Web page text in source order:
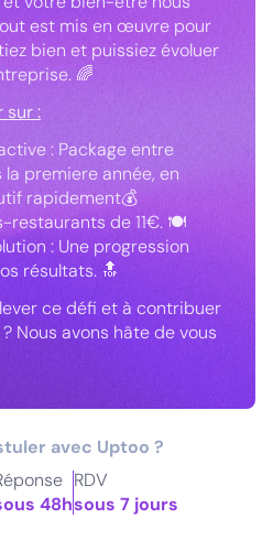
est mis en œuvre pour
bien et puissiez évoluer
🌈
sur :
: Package entre
premiere année, en
rapidement💰
restaurants de 11€. 🍽️
: Une progression
résultats. 🔝
ce défi et à contribuer
Nous avons hâte de vous
avec Uptoo ?
48h
RDV
sous 7 jours